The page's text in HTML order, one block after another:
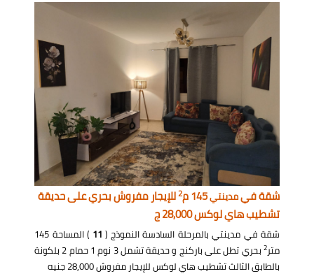
شقة فيمدينتي145 م 2للإيجار مفروش بحري على حديقة
تشطيب هاي لوكس 28,000 ج
شقة في مدينتي بالمرحلة السادسة النموذج ( 11
) المساحة 145
متر2
بحري تطل على باركنج و حديقة تشمل 3 نوم 1 حمام 2 بلكونة
بالطابق الثالث تشطيب هاي لوكس للإيجار مفروش 28,000 جنيه